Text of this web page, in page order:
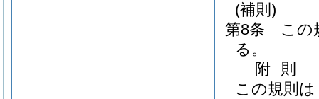
(補則)
第8条
この
る。
附 則
この規則